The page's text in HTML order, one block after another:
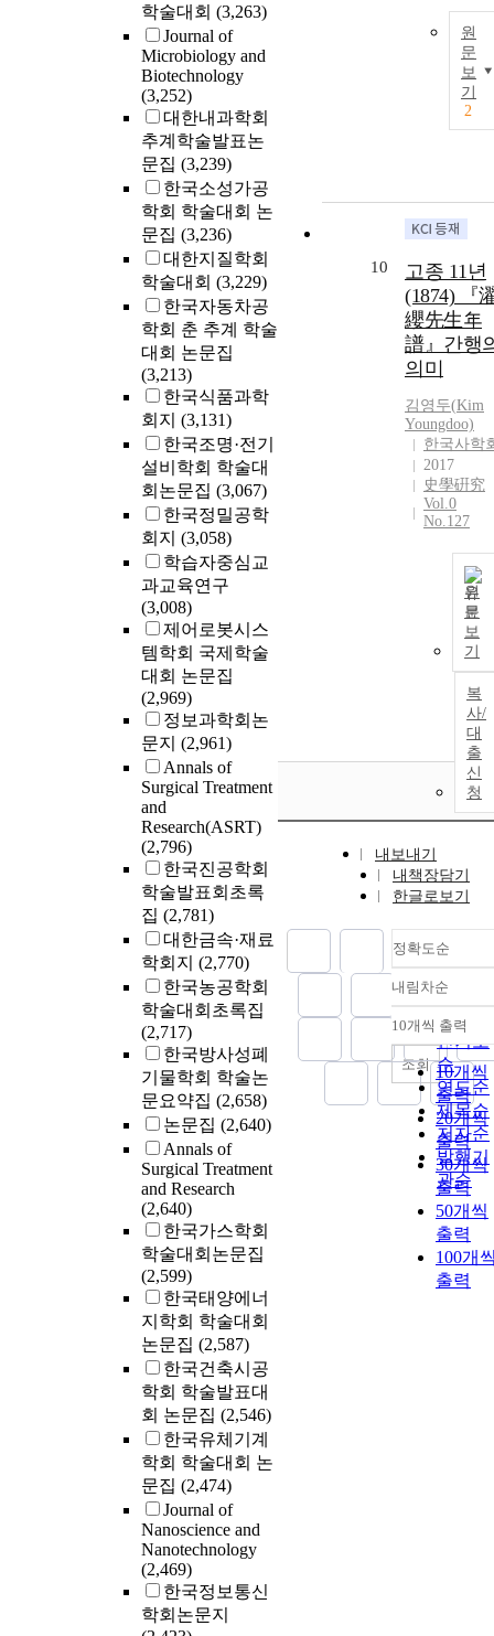
학술대회 (3,263)
Journal of
Microbiology and
Biotechnology
(3,252)
대한내과학회
추계학술발표논
문집 (3,239)
한국소성가공
학회 학술대회 논
문집 (3,236)
대한지질학회
학술대회 (3,229)
한국자동차공
학회 춘 추계 학술
대회 논문집
(3,213)
한국식품과학
회지 (3,131)
한국조명·전기
설비학회 학술대
회논문집 (3,067)
한국정밀공학
회지 (3,058)
학습자중심교
과교육연구
(3,008)
제어로봇시스
템학회 국제학술
대회 논문집
(2,969)
정보과학회논
문지 (2,961)
Annals of
Surgical Treatment
and
Research(ASRT)
(2,796)
한국진공학회
학술발표회초록
집 (2,781)
대한금속·재료
학회지 (2,770)
한국농공학회
학술대회초록집
(2,717)
한국방사성폐
기물학회 학술논
문요약집 (2,658)
논문집 (2,640)
Annals of
Surgical Treatment
and Research
(2,640)
한국가스학회
학술대회논문집
(2,599)
한국태양에너
지학회 학술대회
논문집 (2,587)
한국건축시공
학회 학술발표대
회 논문집 (2,546)
한국유체기계
학회 학술대회 논
문집 (2,474)
Journal of
Nanoscience and
Nanotechnology
(2,469)
한국정보통신
학회논문지
원
문
보
기
2
10
고종 11년
(1874) 『
纓先生年
譜』간행
의미
김영두(Kim
Youngdoo)
한국사학
2017
史學硏究
Vol.0
No.127
원
문
보
기
복
사/
대
출
신
청
내보내기
내책장담기
한글로보기
정확도순
정확도
순
인기도
순
연도순
제목순
저자순
발행기
관순
내림차순
내림차
10개씩 출력
10개씩
출력
20개씩
출력
30개씩
출력
50개씩
출력
100개
출력
조회